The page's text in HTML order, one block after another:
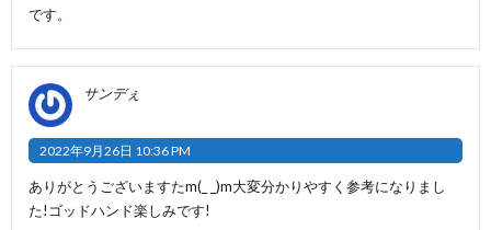
です。
サンデぇ
2022年9月26日 10:36 PM
ありがとうございますたm(_ _)m大変分かりやすく参考になりまし
た!ゴッドハンド楽しみです!